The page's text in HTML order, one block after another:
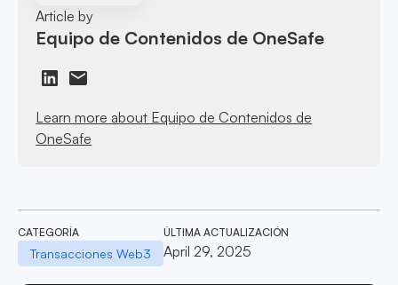
Article by
Equipo de Contenidos de OneSafe
Learn more about Equipo de Contenidos de
OneSafe
CATEGORÍA
Transacciones Web3
ÚLTIMA ACTUALIZACIÓN
April 29, 2025